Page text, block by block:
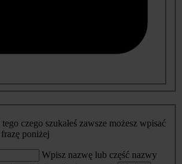
tego czego szukałeś zawsze możesz wpisać
poniżej
Wpisz nazwę lub część nazwy